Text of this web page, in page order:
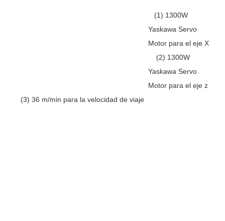
(1) 1300W
Yaskawa Servo
Motor para el eje X
(2) 1300W
Yaskawa Servo
Motor para el eje z
(3) 36 m/min para la velocidad de viaje